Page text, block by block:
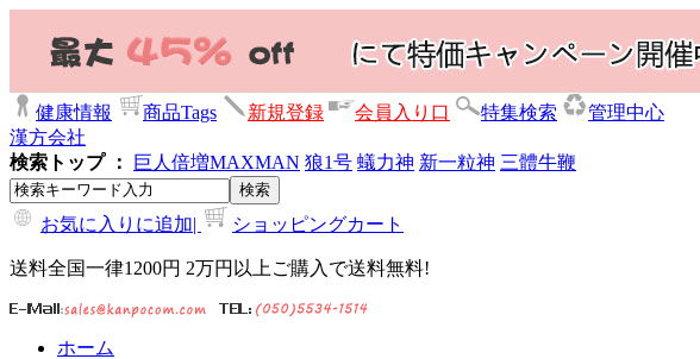
健康情報 商品Tags 新規登録 会員入り口 特集検索
管理中心
漢方会社
検索トップ ：
巨人倍増MAXMAN 狼1号 蟻力神 新一粒神 三體牛鞭
お気に入りに追加| ショッピングカート
送料全国一律1200円 2万円以上ご購入で送料無料!
ホーム